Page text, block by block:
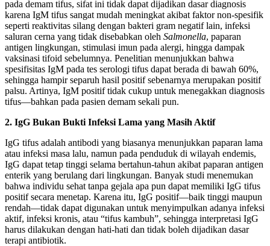
pada demam tifus, sifat ini tidak dapat dijadikan dasar diagnosis
karena IgM tifus sangat mudah meningkat akibat faktor non-spesifik
seperti reaktivitas silang dengan bakteri gram negatif lain, infeksi
saluran cerna yang tidak disebabkan oleh Salmonella, paparan
antigen lingkungan, stimulasi imun pada alergi, hingga dampak
vaksinasi tifoid sebelumnya. Penelitian menunjukkan bahwa
spesifisitas IgM pada tes serologi tifus dapat berada di bawah 60%,
sehingga hampir separuh hasil positif sebenarnya merupakan positif
palsu. Artinya, IgM positif tidak cukup untuk menegakkan diagnosis
tifus—bahkan pada pasien demam sekali pun.
2. IgG Bukan Bukti Infeksi Lama yang Masih Aktif
IgG tifus adalah antibodi yang biasanya menunjukkan paparan lama
atau infeksi masa lalu, namun pada penduduk di wilayah endemis,
IgG dapat tetap tinggi selama bertahun-tahun akibat paparan antigen
enterik yang berulang dari lingkungan. Banyak studi menemukan
bahwa individu sehat tanpa gejala apa pun dapat memiliki IgG tifus
positif secara menetap. Karena itu, IgG positif—baik tinggi maupun
rendah—tidak dapat digunakan untuk menyimpulkan adanya infeksi
aktif, infeksi kronis, atau “tifus kambuh”, sehingga interpretasi IgG
harus dilakukan dengan hati-hati dan tidak boleh dijadikan dasar
terapi antibiotik.